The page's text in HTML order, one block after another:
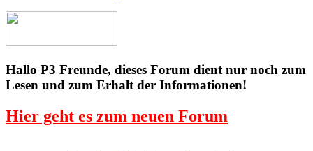
Hallo P3 Freunde, dieses Forum dient nur noch zum
Lesen und zum Erhalt der Informationen!
Hier geht es zum neuen Forum